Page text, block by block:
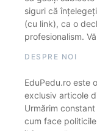
siguri că
(cu link), ca o
profesionalism.
DESPRE NOI
EduPedu.ro este
exclusiv articole
Urmărim
cum face